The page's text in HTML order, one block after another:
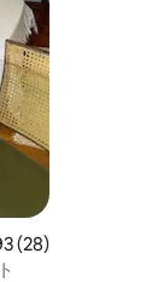
ー28件、5つ星
(28)